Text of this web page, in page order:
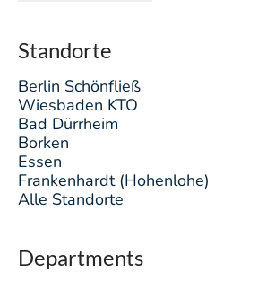
Standorte
Berlin Schönfließ
Wiesbaden KTO
Bad Dürrheim
Borken
Essen
Frankenhardt (Hohenlohe)
Alle Standorte
Departments